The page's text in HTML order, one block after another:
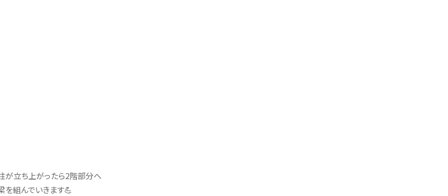
が立ち上がったら2階部分へ
を組んでいきます💪